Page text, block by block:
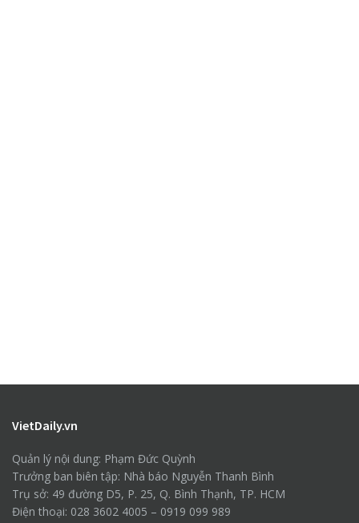
VietDaily.vn
Quản lý nội dung: Phạm Đức Quỳnh
Trưởng ban biên tập: Nhà báo Nguyễn Thanh Bình
Trụ sở: 49 đường D5, P. 25, Q. Bình Thạnh, TP. HCM
Điện thoại: 028 3602 4005 – 0919 099 989